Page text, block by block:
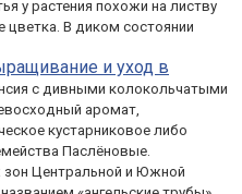
у растения похожи на листву
цветка. В диком состоянии
и уход в
с дивными колокольчатыми
аромат,
кустарниковое либо
Паслёновые.
зон Центральной и Южной